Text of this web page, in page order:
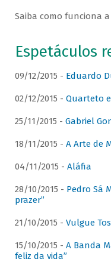
Saiba como funciona a
Espetáculos
09/12/2015 - Eduardo
02/12/2015 - Quarteto
25/11/2015 - Gabriel
18/11/2015 - A Arte de
04/11/2015 - Aláfia
28/10/2015 - Pedro Sá
prazer”
21/10/2015 - Vulgue
15/10/2015 - A Banda
feliz da vida”